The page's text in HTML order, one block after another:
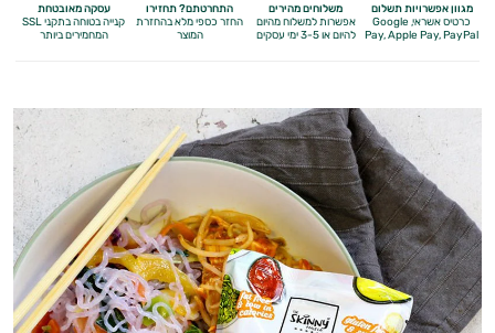
מגוון אפשרויות תשלום
כרטיס אשראי, Google
Pay,Apple Pay, PayPal
משלוחים מהירים
אפשרות למשלוח מהיום
להיום או 3-5 ימי עסקים
התחרטתם? תחזירו
החזר כספי מלאבהחזרת
המוצר
עסקה מאובטחת
קנייה בטוחה בתקני SSL
המחמירים ביותר